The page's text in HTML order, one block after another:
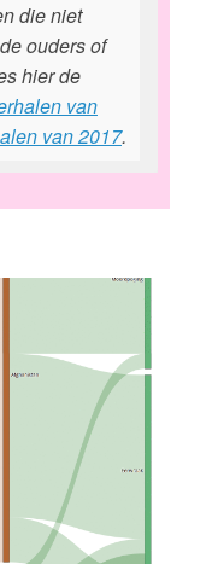
die niet
ouders of
hier de
van
van 2017.